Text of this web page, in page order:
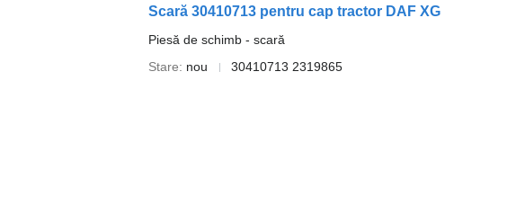
Scară 30410713 pentru cap tractor DAF XG
Piesă de schimb - scară
Stare
nou 30410713 2319865